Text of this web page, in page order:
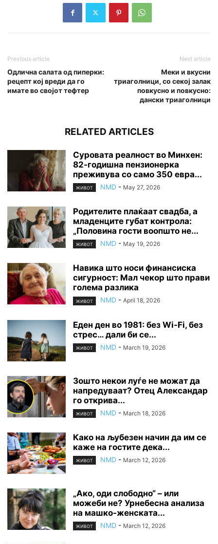
Previous article
Одлична салата од пиперки:
рецепт кој вреди да го
имате во својот тефтер
Next article
Меки и вкусни
триаголници, со секој залак
повкусно и повкусно:
дански триаголници
RELATED ARTICLES
Суровата реалност во Минхен:
82-годишна пензионерка
преживува со само 350 евра...
ЖИВОТ NMD - May 27, 2026
Родителите плаќаат свадба, а
младенците губат контрола:
„Половина гости воопшто не...
ЖИВОТ NMD - May 19, 2026
Навика што носи финансиска
сигурност: Мал чекор што прави
голема разлика
ЖИВОТ NMD - April 18, 2026
Еден ден во 1981: без Wi-Fi, без
стрес… дали би се...
ЖИВОТ NMD - March 19, 2026
Зошто некои луѓе не можат да
напредуваат? Отец Александар
го открива...
ЖИВОТ NMD - March 18, 2026
Како на љубезен начин да им се
каже на гостите дека...
ЖИВОТ NMD - March 12, 2026
„Ако, оди слободно“ – или
можеби не? Урнебесна анализа
на машко-женската...
ЖИВОТ NMD - March 12, 2026